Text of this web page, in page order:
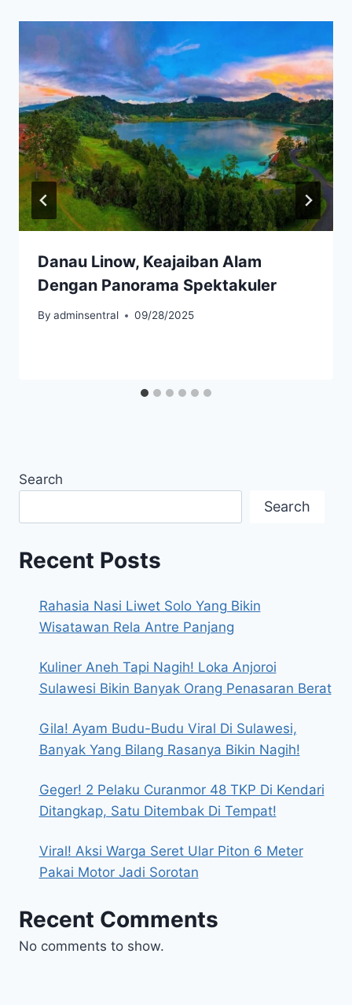
Danau Linow, Keajaiban Alam
Dengan Panorama Spektakuler
By adminsentral 09/28/2025
Search
Search
Recent Posts
Rahasia Nasi Liwet Solo Yang Bikin
Wisatawan Rela Antre Panjang
Kuliner Aneh Tapi Nagih! Loka Anjoroi
Sulawesi Bikin Banyak Orang Penasaran Berat
Gila! Ayam Budu-Budu Viral Di Sulawesi,
Banyak Yang Bilang Rasanya Bikin Nagih!
Geger! 2 Pelaku Curanmor 48 TKP Di Kendari
Ditangkap, Satu Ditembak Di Tempat!
Viral! Aksi Warga Seret Ular Piton 6 Meter
Pakai Motor Jadi Sorotan
Recent Comments
No comments to show.